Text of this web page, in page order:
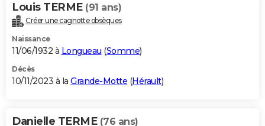
Louis TERME (91 ans)
Créer une cagnotte obsèques
Naissance
11/06/1932 à Longueau (Somme)
Décès
10/11/2023 à la Grande-Motte (Hérault)
Danielle TERME (76 ans)